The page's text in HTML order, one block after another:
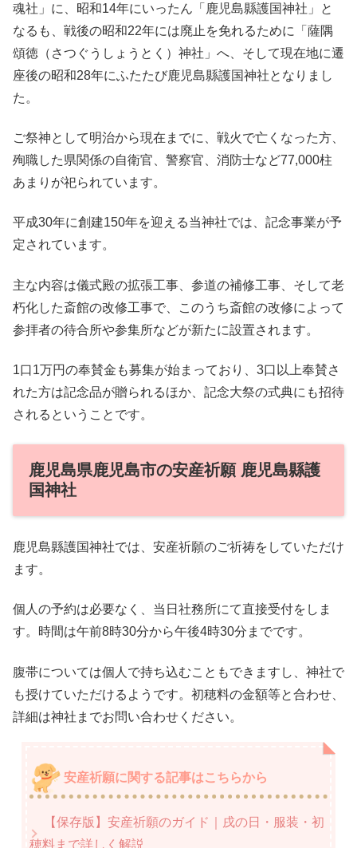
魂社」に、昭和14年にいったん「鹿児島縣護国神社」と
なるも、戦後の昭和22年には廃止を免れるために「薩隅
頌徳（さつぐうしょうとく）神社」へ、そして現在地に遷
座後の昭和28年にふたたび鹿児島縣護国神社となりまし
た。
ご祭神として明治から現在までに、戦火で亡くなった方、
殉職した県関係の自衛官、警察官、消防士など77,000柱
あまりが祀られています。
平成30年に創建150年を迎える当神社では、記念事業が予
定されています。
主な内容は儀式殿の拡張工事、参道の補修工事、そして老
朽化した斎館の改修工事で、このうち斎館の改修によって
参拝者の待合所や参集所などが新たに設置されます。
1口1万円の奉賛金も募集が始まっており、3口以上奉賛さ
れた方は記念品が贈られるほか、記念大祭の式典にも招待
されるということです。
鹿児島県鹿児島市の安産祈願 鹿児島縣護
国神社
鹿児島縣護国神社では、安産祈願のご祈祷をしていただけ
ます。
個人の予約は必要なく、当日社務所にて直接受付をしま
す。時間は午前8時30分から午後4時30分までです。
腹帯については個人で持ち込むこともできますし、神社で
も授けていただけるようです。初穂料の金額等と合わせ、
詳細は神社までお問い合わせください。
安産祈願に関する記事はこちらから
【保存版】安産祈願のガイド｜戌の日・服装・初
穂料まで詳しく解説